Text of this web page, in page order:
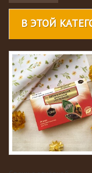
В ЭТОЙ